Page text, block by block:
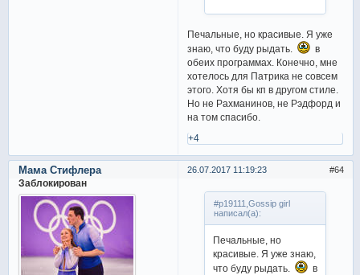
Печальные, но красивые. Я уже
знаю, что буду рыдать.
в
обеих программах. Конечно, мне
хотелось для Патрика не совсем
этого. Хотя бы кп в другом стиле.
Но не Рахманинов, не Рэдфорд и
на том спасибо.
+4
64
26.07.2017 11:19:23
Мама Стифлера
Заблокирован
#p19111,Gossip girl
написал(а):
Печальные, но
красивые. Я уже знаю,
что буду рыдать.
в